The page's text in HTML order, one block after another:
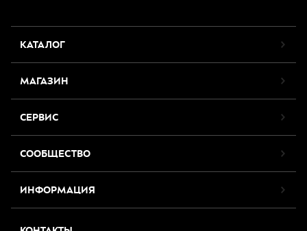
КАТАЛОГ
МАГАЗИН
СЕРВИС
СООБЩЕСТВО
ИНФОРМАЦИЯ